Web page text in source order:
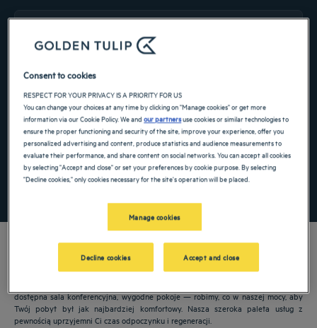
Navigate forward to interact with the calendar and select a date. Press the
Navigate backward to interact with the
Dodaj specjalny kod
dostępna sala konferencyjna, wygodne pokoje — robimy, co w naszej mocy, aby
Twój pobyt był jak najbardziej komfortowy. Nasza szeroka paleta usług z
pewnością uprzyjemni Ci czas odpoczynku i regeneracji.
Consent to cookies
RESPECT FOR YOUR PRIVACY IS A PRIORITY FOR US
You can change your choices at any time by clicking on "Manage cookies" or get more
information via our Cookie Policy. We andour partnersuse cookies or similar technologies to
ensure the proper functioning and security of the site, improve your experience, offer you
personalized advertising and content, produce statistics and audience measurements to
evaluate their performance, and share content on social networks. You can accept all cookies
by selecting "Accept and close" or set your preferences by cookie purpose. By selecting
"Decline cookies," only cookies necessary for the site's operation will be placed.
Manage cookies
Decline cookies Accept and close